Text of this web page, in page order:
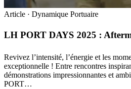
Article · Dynamique Portuaire
LH PORT DAYS 2025 :
Revivez l’intensité, l’énergie et les
exceptionnelle ! Entre rencontres
démonstrations impressionnantes et
PORT…